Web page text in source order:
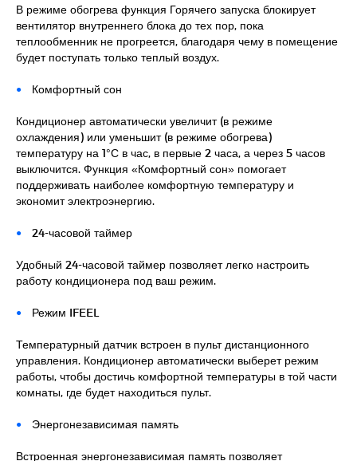
В режиме обогрева функция Горячего запуска блокирует
вентилятор внутреннего блока до тех пор, пока
теплообменник не прогреется, благодаря чему в помещение
будет поступать только теплый воздух.
Комфортный сон
Кондиционер автоматически увеличит (в режиме
охлаждения) или уменьшит (в режиме обогрева)
температуру на 1°С в час, в первые 2 часа, а через 5 часов
выключится. Функция «Комфортный сон» помогает
поддерживать наиболее комфортную температуру и
экономит электроэнергию.
24-часовой таймер
Удобный 24-часовой таймер позволяет легко настроить
работу кондиционера под ваш режим.
Режим IFEEL
Температурный датчик встроен в пульт дистанционного
управления. Кондиционер автоматически выберет режим
работы, чтобы достичь комфортной температуры в той части
комнаты, где будет находиться пульт.
Энергонезависимая память
Встроенная энергонезависимая память позволяет